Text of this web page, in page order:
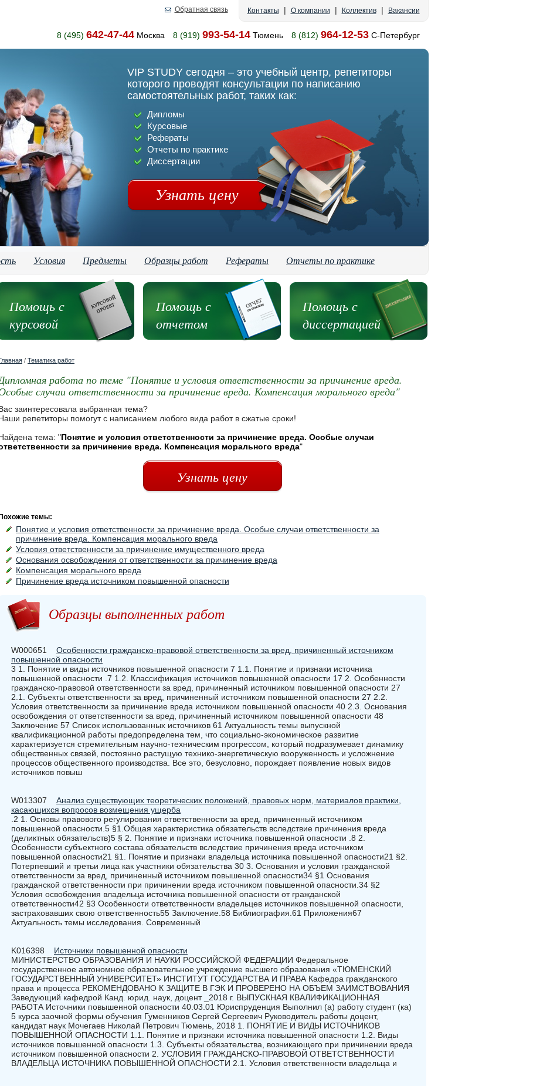
Контакты | О компании | Коллектив| Вакансии
Обратная связь
8 (495) 642-47-44Москва 8 (919) 993-54-14Тюмень 8 (812) 964-12-53С-Петербург
VIP STUDY сегодня – это учебный центр, репетиторы
которого проводят консультации по написанию
самостоятельных работ, таких как:
Дипломы
Курсовые
Рефераты
Отчеты по практике
Диссертации
Узнать цену
Условия Предметы Образцы работ Рефераты Отчеты по практике
Помощь с
курсовой
Помощь с
отчетом
Помощь с
диссертацией
/ Тематика работ
работа по теме "Понятие и условия ответственности за причинение вреда.
случаи ответственности за причинение вреда. Компенсация морального вреда"
заинтересовала выбранная тема?
репетиторы помогут с написанием любого вида работ в сжатые сроки!
тема: "Понятие и условия ответственности за причинение вреда. Особые случаи
за причинение вреда. Компенсация морального вреда"
Узнать цену
Похожие темы:
Понятие и условия ответственности за причинение вреда. Особые случаи ответственности за
причинение вреда. Компенсация морального вреда
Условия ответственности за причинение имущественного вреда
Основания освобождения от ответственности за причинение вреда
Компенсация морального вреда
Причинение вреда источником повышенной опасности
Образцы выполненных работ
W000651 Особенности гражданско-правовой ответственности за вред, причиненный источником
повышенной опасности
3 1. Понятие и виды источников повышенной опасности 7 1.1. Понятие и признаки источника
повышенной опасности .7 1.2. Классификация источников повышенной опасности 17 2. Особенности
гражданско-правовой ответственности за вред, причиненный источником повышенной опасности 27
2.1. Субъекты ответственности за вред, причиненный источником повышенной опасности 27 2.2.
Условия ответственности за причинение вреда источником повышенной опасности 40 2.3. Основания
освобождения от ответственности за вред, причиненный источником повышенной опасности 48
Заключение 57 Список использованных источников 61 Актуальность темы выпускной
квалификационной работы предопределена тем, что социально-экономическое развитие
характеризуется стремительным научно-техническим прогрессом, который подразумевает динамику
общественных связей, постоянно растущую технико-энергетическую вооруженность и усложнение
процессов общественного производства. Все это, безусловно, порождает появление новых видов
источников повыш
W013307 Анализ существующих теоретических положений, правовых норм, материалов практики,
касающихся вопросов возмещения ущерба
.2 1. Основы правового регулирования ответственности за вред, причиненный источником
повышенной опасности.5 §1.Общая характеристика обязательств вследствие причинения вреда
(деликтных обязательств)5 § 2. Понятие и признаки источника повышенной опасности .8 2.
Особенности субъектного состава обязательств вследствие причинения вреда источником
повышенной опасности21 §1. Понятие и признаки владельца источника повышенной опасности21 §2.
Потерпевший и третьи лица как участники обязательства 30 3. Основания и условия гражданской
ответственности за вред, причиненный источником повышенной опасности34 §1 Основания
гражданской ответственности при причинении вреда источником повышенной опасности.34 §2
Условия освобождения владельца источника повышенной опасности от гражданской
ответственности42 §3 Особенности ответственности владельцев источников повышенной опасности,
застраховавших свою ответственность55 Заключение.58 Библиография.61 Приложения67
Актуальность темы исследования. Современный
K016398 Источники повышенной опасности
МИНИСТЕРСТВО ОБРАЗОВАНИЯ И НАУКИ РОССИЙСКОЙ ФЕДЕРАЦИИ Федеральное
государственное автономное образовательное учреждение высшего образования «ТЮМЕНСКИЙ
ГОСУДАРСТВЕННЫЙ УНИВЕРСИТЕТ» ИНСТИТУТ ГОСУДАРСТВА И ПРАВА Кафедра гражданского
права и процесса РЕКОМЕНДОВАНО К ЗАЩИТЕ В ГЭК И ПРОВЕРЕНО НА ОБЪЕМ ЗАИМСТВОВАНИЯ
Заведующий кафедрой Канд. юрид. наук, доцент _2018 г. ВЫПУСКНАЯ КВАЛИФИКАЦИОННАЯ
РАБОТА Источники повышенной опасности 40.03.01 Юриспруденция Выполнил (а) работу студент (ка)
5 курса заочной формы обучения Гуменников Сергей Сергеевич Руководитель работы доцент,
кандидат наук Мочегаев Николай Петрович Тюмень, 2018 1. ПОНЯТИЕ И ВИДЫ ИСТОЧНИКОВ
ПОВЫШЕННОЙ ОПАСНОСТИ 1.1. Понятие и признаки источника повышенной опасности 1.2. Виды
источников повышенной опасности 1.3. Субъекты обязательства, возникающего при причинении вреда
источником повышенной опасности 2. УСЛОВИЯ ГРАЖДАНСКО-ПРАВОВОЙ ОТВЕТСТВЕННОСТИ
ВЛАДЕЛЬЦА ИСТОЧНИКА ПОВЫШЕННОЙ ОПАСНОСТИ 2.1. Условия ответственности владельца и